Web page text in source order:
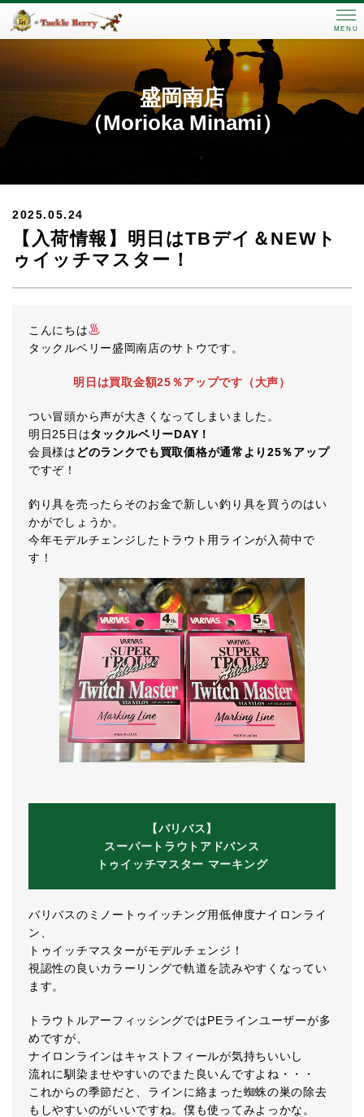
MENU
盛岡南店
（Morioka Minami）
2025.05.24
【入荷情報】明日はTBデイ＆NEWト
ゥイッチマスター！
こんにちは
タックルベリー盛岡南店のサトウです。
明日は買取金額25％アップです（大声）
つい冒頭から声が大きくなってしまいました。
明日25日はタックルベリーDAY！
会員様は どのランクでも買取価格が通常より25％アップ
ですぞ！
釣り具を売ったらそのお金で新しい釣り具を買うのはい
かがでしょうか。
今年モデルチェンジしたトラウト用ラインが入荷中で
す！
【バリバス】
スーパートラウトアドバンス
トゥイッチマスター マーキング
バリバスのミノートゥイッチング用低伸度ナイロンライ
ン、
トゥイッチマスターがモデルチェンジ！
視認性の良いカラーリングで軌道を読みやすくなってい
ます。
トラウトルアーフィッシングではPEラインユーザーが多
めですが、
ナイロンラインはキャストフィールが気持ちいいし
流れに馴染ませやすいのでまた良いんですよね・・・
これからの季節だと、ラインに絡まった蜘蛛の巣の除去
もしやすいのがいいですね。僕も使ってみよっかな。